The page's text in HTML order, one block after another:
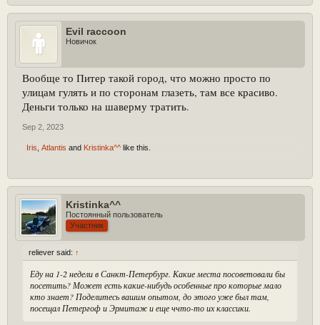
Evil raccoon
Новичок
Вообще то Питер такой город, что можно просто по
улицам гулять и по сторонам глазеть, там все красиво.
Деньги только на шаверму тратить.
Sep 2, 2023
Iris Atlantis and Kristinka^^ like this.
Kristinka^^
Постоянный пользователь
Участник
reliever said: ↑
Еду на 1-2 недели в Санкт-Петербург. Какие места посоветовали бы
посетить? Может есть какие-нибудь особенные про которые мало
кто знает? Поделитесь вашим опытом, до этого уже был там,
посещал Петергоф и Эрмитаж и еще ччто-то их классики.